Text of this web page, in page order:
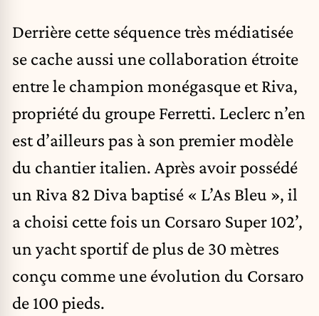
Derrière cette séquence très médiatisée
se cache aussi une collaboration étroite
entre le champion monégasque et Riva,
propriété du groupe Ferretti. Leclerc n’en
est d’ailleurs pas à son premier modèle
du chantier italien. Après avoir possédé
un Riva 82 Diva baptisé « L’As Bleu », il
a choisi cette fois un Corsaro Super 102’,
un yacht sportif de plus de 30 mètres
conçu comme une évolution du Corsaro
de 100 pieds.